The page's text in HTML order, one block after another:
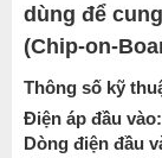
dùng để
(Chip-on-
Thông số kỹ
Điện áp đầu vào:
Dòng điện đầu